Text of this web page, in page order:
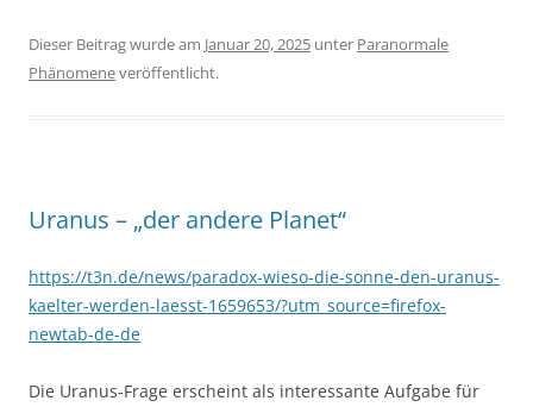
Dieser Beitrag wurde am Januar 20, 2025 unter Paranormale
Phänomeneveröffentlicht.
Uranus – „der andere Planet“
https://t3n.de/news/paradox-wieso-die-sonne-den-uranus-
kaelter-werden-laesst-1659653/?utm_source=firefox-
newtab-de-de
Die Uranus-Frage erscheint als interessante Aufgabe für